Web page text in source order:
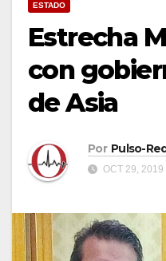
ESTADO
Estrecha
con
de Asia
Por Pulso-
OCT 29, 2019